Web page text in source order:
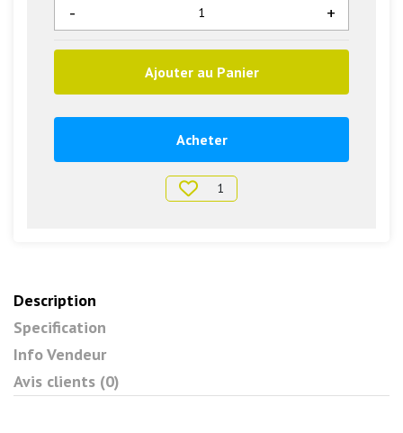
+
-
Ajouter au Panier
Acheter
1
Description
Specification
Info Vendeur
Avis clients (0)